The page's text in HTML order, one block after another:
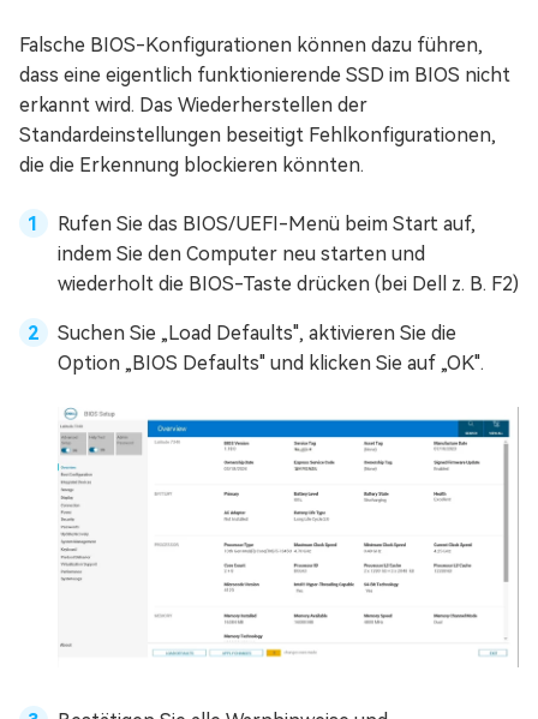
Falsche BIOS-Konfigurationen können dazu führen,
dass eine eigentlich funktionierende SSD im BIOS nicht
erkannt wird. Das Wiederherstellen der
Standardeinstellungen beseitigt Fehlkonfigurationen,
die die Erkennung blockieren könnten.
Rufen Sie das BIOS/UEFI-Menü beim Start auf,
indem Sie den Computer neu starten und
wiederholt die BIOS-Taste drücken (bei Dell z. B. F2)
Suchen Sie „Load Defaults", aktivieren Sie die
Option „BIOS Defaults" und klicken Sie auf „OK".